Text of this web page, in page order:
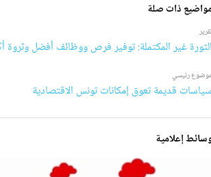
ذات صلة
غير المكتملة: توفير فرص ووظائف أفضل وثروة
رئيسي
قديمة تعوق إمكانات تونس الاقتصادية
إعلامية